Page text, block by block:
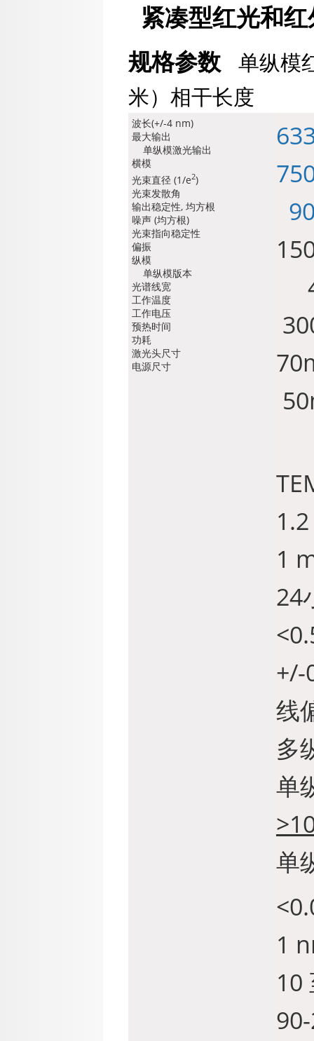
紧凑型红光和
规格参数
单纵模
米）相干长度
波长(+/-4 nm)
最大输出
单纵模激光输出
横模
光束直径 (1/e2)
光束发散角
输出稳定性, 均方根
噪声 (均方根)
光束指向稳定性
偏振
纵模
单纵模版本
光谱线宽
工作温度
工作电压
预热时间
功耗
激光头尺寸
电源尺寸
1
24
+/-
线
多
单
单
1
10